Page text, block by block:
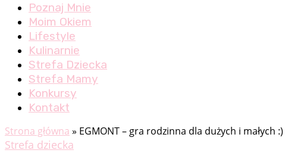
Poznaj Mnie
Moim Okiem
Lifestyle
Kulinarnie
Strefa Dziecka
Strefa Mamy
Konkursy
Kontakt
Strona główna » EGMONT – gra rodzinna dla dużych i małych :)
Strefa dziecka